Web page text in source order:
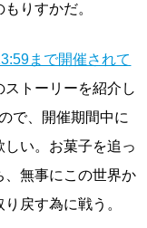
りすかだ。
まで開催されて
ストーリーを紹介し
で、開催期間中に
い。お菓子を追っ
、無事にこの世界か
戻す為に戦う。